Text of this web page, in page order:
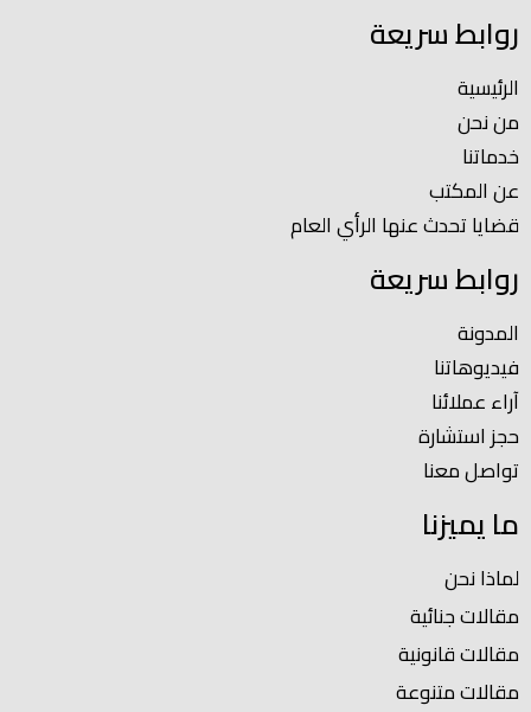
روابط سريعة
الرئيسية
من نحن
خدماتنا
عن المكتب
قضايا تحدث عنها الرأي العام
روابط سريعة
المدونة
فيديوهاتنا
آراء عملائنا
حجز استشارة
تواصل معنا
ما يميزنا
لماذا نحن
مقالات جنائية
مقالات قانونية
مقالات متنوعة